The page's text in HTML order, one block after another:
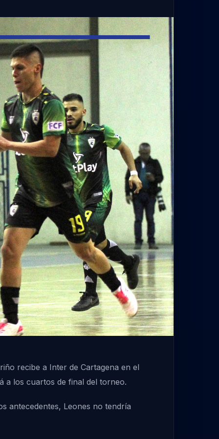
recibe a Inter de Cartagena en el
a los cuartos de final del torneo.
antecedentes, Leones no tendría